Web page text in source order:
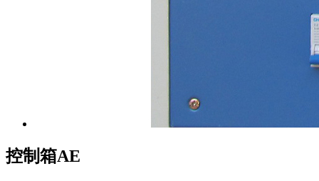
控制箱AE